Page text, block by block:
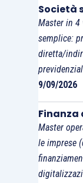
Web
Società
Master in 4
semplice:
diretta/
9/09/2026
Finanza
Master
le imprese